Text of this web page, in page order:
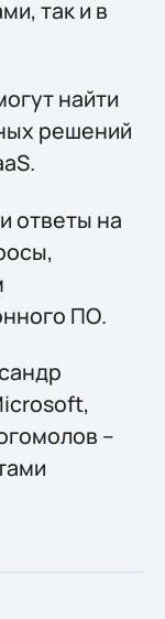
так и в
найти
решений
ответы на
ПО.
–